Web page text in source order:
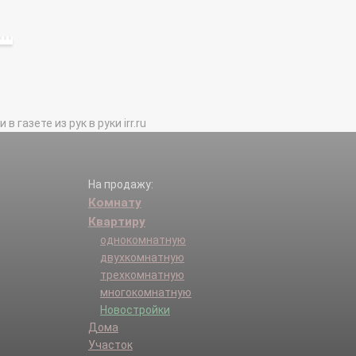
газете из рук в руки irr.ru
На продажу:
Комнату
Квартиру
однокомнатную
двухкомнатную
трехкомнатную
многокомнатную
Новостройки
Дома
Участок